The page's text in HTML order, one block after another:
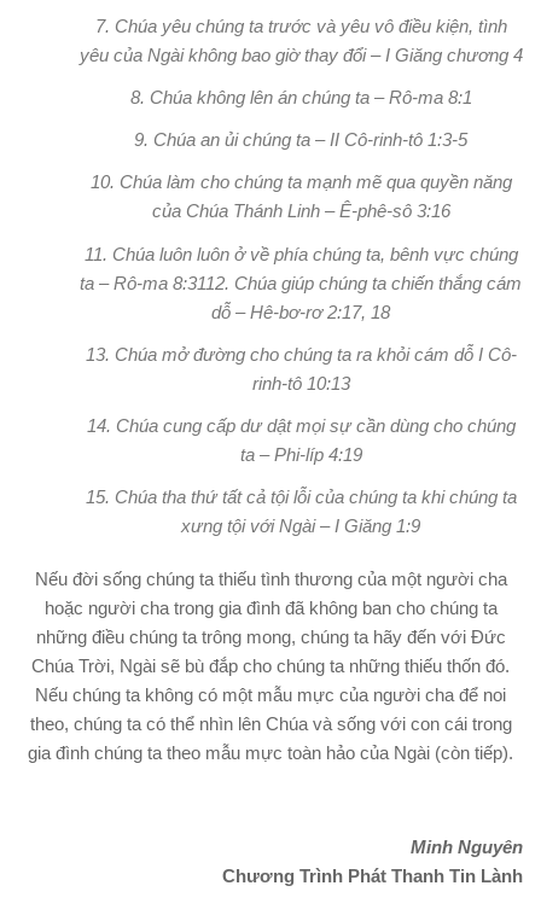
7. Chúa yêu chúng ta trước và yêu vô điều kiện, tình
yêu của Ngài không bao giờ thay đổi – I Giăng chương 4
8. Chúa không lên án chúng ta – Rô-ma 8:1
9. Chúa an ủi chúng ta – II Cô-rinh-tô 1:3-5
10. Chúa làm cho chúng ta mạnh mẽ qua quyền năng
của Chúa Thánh Linh – Ê-phê-sô 3:16
11. Chúa luôn luôn ở về phía chúng ta, bênh vực chúng
ta – Rô-ma 8:3112. Chúa giúp chúng ta chiến thắng cám
dỗ – Hê-bơ-rơ 2:17, 18
13. Chúa mở đường cho chúng ta ra khỏi cám dỗ I Cô-
rinh-tô 10:13
14. Chúa cung cấp dư dật mọi sự cần dùng cho chúng
ta – Phi-líp 4:19
15. Chúa tha thứ tất cả tội lỗi của chúng ta khi chúng ta
xưng tội với Ngài – I Giăng 1:9
Nếu đời sống chúng ta thiếu tình thương của một người cha
hoặc người cha trong gia đình đã không ban cho chúng ta
những điều chúng ta trông mong, chúng ta hãy đến với Đức
Chúa Trời, Ngài sẽ bù đắp cho chúng ta những thiếu thốn đó.
Nếu chúng ta không có một mẫu mực của người cha để noi
theo, chúng ta có thể nhìn lên Chúa và sống với con cái trong
gia đình chúng ta theo mẫu mực toàn hảo của Ngài (còn tiếp).
Minh Nguyên
Chương Trình Phát Thanh Tin Lành